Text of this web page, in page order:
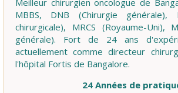
MBBS, DNB (Chirurgie générale),
chirurgicale), MRCS (Royaume-Uni),
générale). Fort de 24 ans
actuellement comme directeur
l'hôpital Fortis de Bangalore.
24 Années de